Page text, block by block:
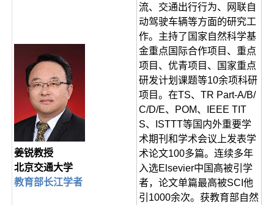
姜锐教授
北京交通大学
教育部长江学者
流、交通出行行为、网联自
动驾驶车辆等方面的研究工
作。主持了国家自然科学基
金重点国际合作项目、重点
项目、优青项目、国家重点
研发计划课题等10余项科研
项目。在TS、TR Part-A/B/
C/D/E、POM、IEEE TIT
S、ISTTT等国内外重要学
术期刊和学术会议上发表学
术论文100多篇。连续多年
入选Elsevier中国高被引学
者，论文单篇最高被SCI他
引1000余次。获教育部自然